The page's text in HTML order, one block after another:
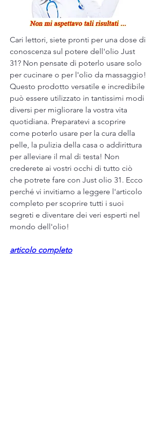
Cari lettori, siete pronti per una dose di
conoscenza sul potere dell'olio Just
31? Non pensate di poterlo usare solo
per cucinare o per l'olio da massaggio!
Questo prodotto versatile e incredibile
può essere utilizzato in tantissimi modi
diversi per migliorare la vostra vita
quotidiana. Preparatevi a scoprire
come poterlo usare per la cura della
pelle, la pulizia della casa o addirittura
per alleviare il mal di testa! Non
crederete ai vostri occhi di tutto ciò
che potrete fare con Just olio 31. Ecco
perché vi invitiamo a leggere l'articolo
completo per scoprire tutti i suoi
segreti e diventare dei veri esperti nel
mondo dell'olio!
articolo completo